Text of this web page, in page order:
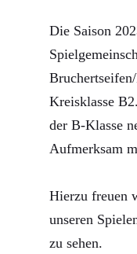
Die Saison
Kreisklasse
der B-Klasse
Aufmerksam
Hierzu freuen
unseren
zu sehen.